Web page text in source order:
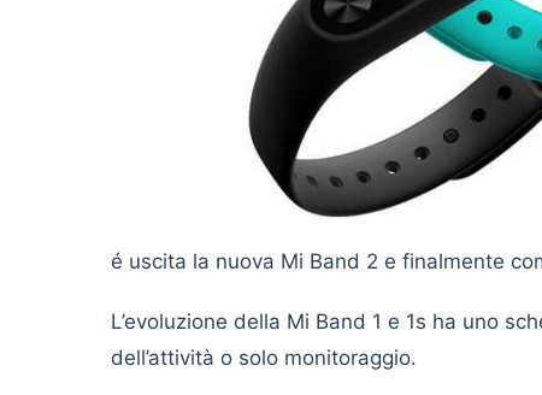
é uscita la nuova Mi Band 2 e finalmente
L’evoluzione della Mi Band 1 e 1s ha uno
dell’attività o solo monitoraggio.